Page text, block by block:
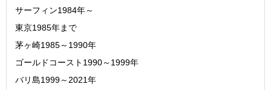
サーフィン1984年～
東京1985年まで
茅ヶ崎1985～1990年
ゴールドコースト1990～1999年
バリ島1999～2021年